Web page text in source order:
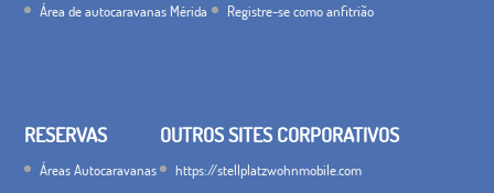
Área de autocaravanas Mérida
Registre-se como anfitrião
RESERVAS
Áreas Autocaravanas
OUTROS SITES CORPORATIVOS
https://stellplatzwohnmobile.com